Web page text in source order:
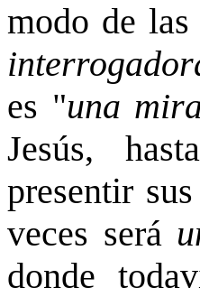
modo de
es "una
Jesús,
presentir
veces será
donde